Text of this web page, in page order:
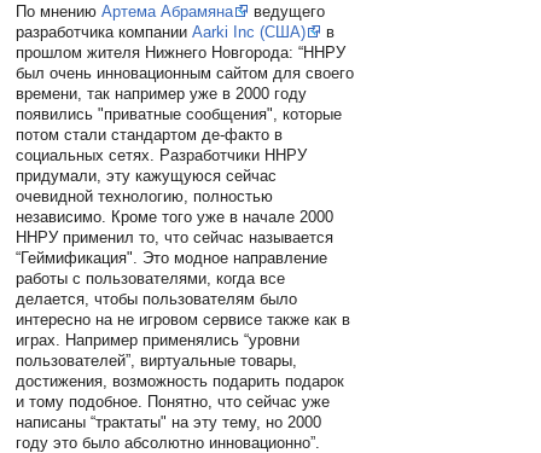
По мнениюАртема Абрамяна
ведущего
разработчика компанииAarki Inc (США)
в
прошлом жителя Нижнего Новгорода: “ННРУ
был очень инновационным сайтом для своего
времени, так например уже в 2000 году
появились "приватные сообщения", которые
потом стали стандартом де-факто в
социальных сетях. Разработчики ННРУ
придумали, эту кажущуюся сейчас
очевидной технологию, полностью
независимо. Кроме того уже в начале 2000
ННРУ применил то, что сейчас называется
“Геймификация". Это модное направление
работы с пользователями, когда все
делается, чтобы пользователям было
интересно на не игровом сервисе также как в
играх. Например применялись “уровни
пользователей”, виртуальные товары,
достижения, возможность подарить подарок
и тому подобное. Понятно, что сейчас уже
написаны “трактаты" на эту тему, но 2000
году это было абсолютно инновационно”.